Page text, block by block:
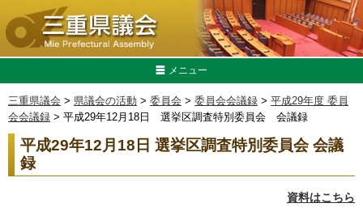
メニュー
三重県議会 > 県議会の活動 > 委員会 > 委員会会議録 > 平成29年度 委員
会会議録 > 平成29年12月18日 選挙区調査特別委員会 会議録
平成29年12月18日 選挙区調査特別委員会 会議
録
資料はこちら